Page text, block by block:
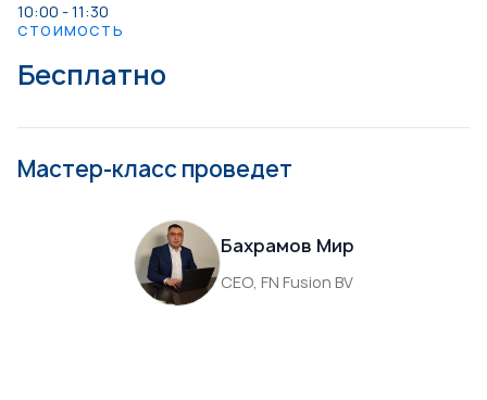
10:00 - 11:30
СТОИМОСТЬ
Бесплатно
Мастер-класс проведет
Бахрамов Мир
CEO, FN Fusion BV